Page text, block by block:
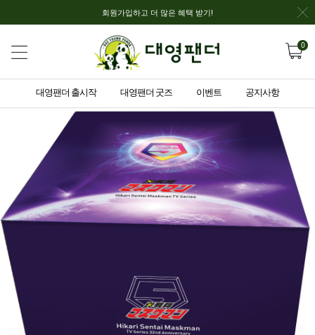
회원가입하고 더 많은 혜택 받기!
0
대영팬더 출시작 대영팬더 굿즈 이벤트 공지사항